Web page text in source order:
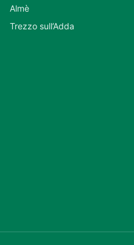
Almè
Trezzo sull’Adda